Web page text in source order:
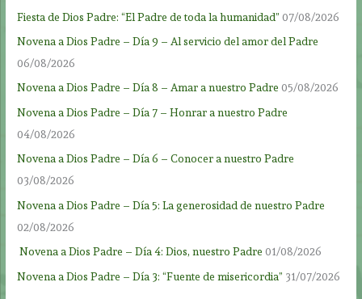
Fiesta de Dios Padre: “El Padre de toda la humanidad” 07/08/2026
Novena a Dios Padre – Día 9 – Al servicio del amor del Padre
06/08/2026
Novena a Dios Padre – Día 8 – Amar a nuestro Padre 05/08/2026
Novena a Dios Padre – Día 7 – Honrar a nuestro Padre
04/08/2026
Novena a Dios Padre – Día 6 – Conocer a nuestro Padre
03/08/2026
Novena a Dios Padre – Día 5: La generosidad de nuestro Padre
02/08/2026
Novena a Dios Padre – Día 4: Dios, nuestro Padre 01/08/2026
Novena a Dios Padre – Día 3: “Fuente de misericordia” 31/07/2026